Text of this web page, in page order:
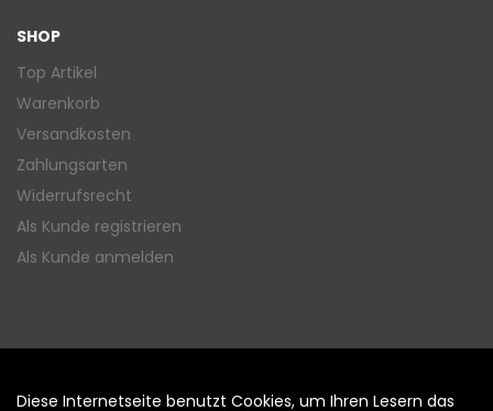
SHOP
Top Artikel
Warenkorb
Versandkosten
Zahlungsarten
Widerrufsrecht
Als Kunde registrieren
Als Kunde anmelden
Diese Internetseite benutzt Cookies, um Ihren Lesern das
Auftrag widerrufen